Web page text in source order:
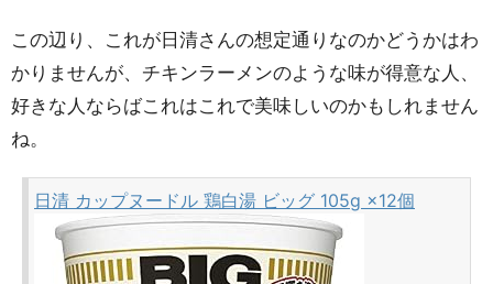
この辺り、これが日清さんの想定通りなのかどうかはわ
かりませんが、チキンラーメンのような味が得意な人、
好きな人ならばこれはこれで美味しいのかもしれません
ね。
日清 カップヌードル 鶏白湯 ビッグ 105g ×12個